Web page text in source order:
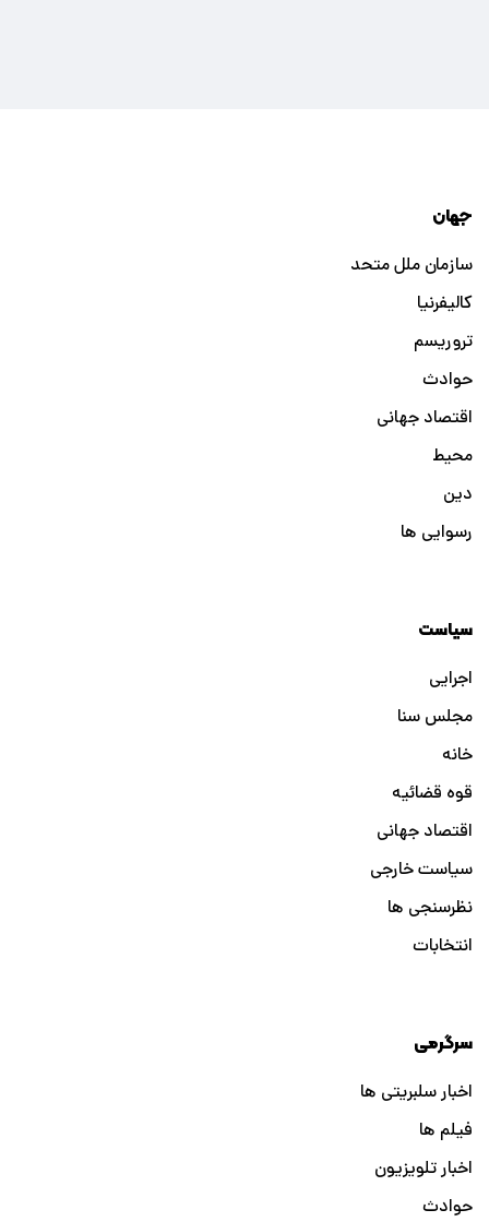
جهان
سازمان ملل متحد
کالیفرنیا
تروریسم
حوادث
اقتصاد جهانی
محیط
دین
رسوایی ها
سیاست
اجرایی
مجلس سنا
خانه
قوه قضائیه
اقتصاد جهانی
سیاست خارجی
نظرسنجی ها
انتخابات
سرگرمی
اخبار سلبریتی ها
فیلم ها
اخبار تلویزیون
حوادث